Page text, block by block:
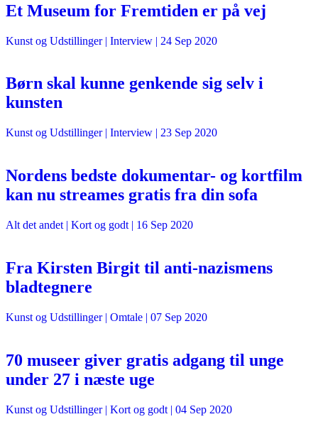
Et Museum for Fremtiden er på vej
Kunst og Udstillinger| Interview | 24 Sep 2020
Børn skal kunne genkende sig selv i
kunsten
Kunst og Udstillinger| Interview | 23 Sep 2020
Nordens bedste dokumentar- og kortfilm
kan nu streames gratis fra din sofa
Alt det andet | Kort og godt | 16 Sep 2020
Fra Kirsten Birgit til anti-nazismens
bladtegnere
Kunst og Udstillinger| Omtale | 07 Sep 2020
70 museer giver gratis adgang til unge
under 27 i næste uge
Kunst og Udstillinger| Kort og godt | 04 Sep 2020